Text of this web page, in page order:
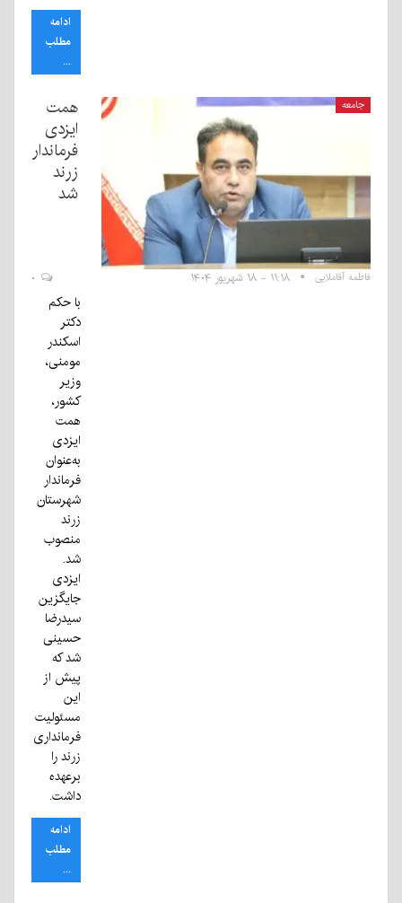
ادامه
مطلب
...
جامعه
همت
ایزدی
فرماندار
زرند
شد
فاطمه آقاملایی ۱۱:۱۸ - ۱۸ شهریور ۱۴۰۴
با حکم
دکتر
اسکندر
مومنی،
وزیر
کشور،
همت
ایزدی
به‌عنوان
فرماندار
شهرستان
زرند
منصوب
شد.
ایزدی
جایگزین
سیدرضا
حسینی
شد که
پیش از
این
مسئولیت
فرمانداری
زرند را
برعهده
داشت.
ادامه
مطلب
...